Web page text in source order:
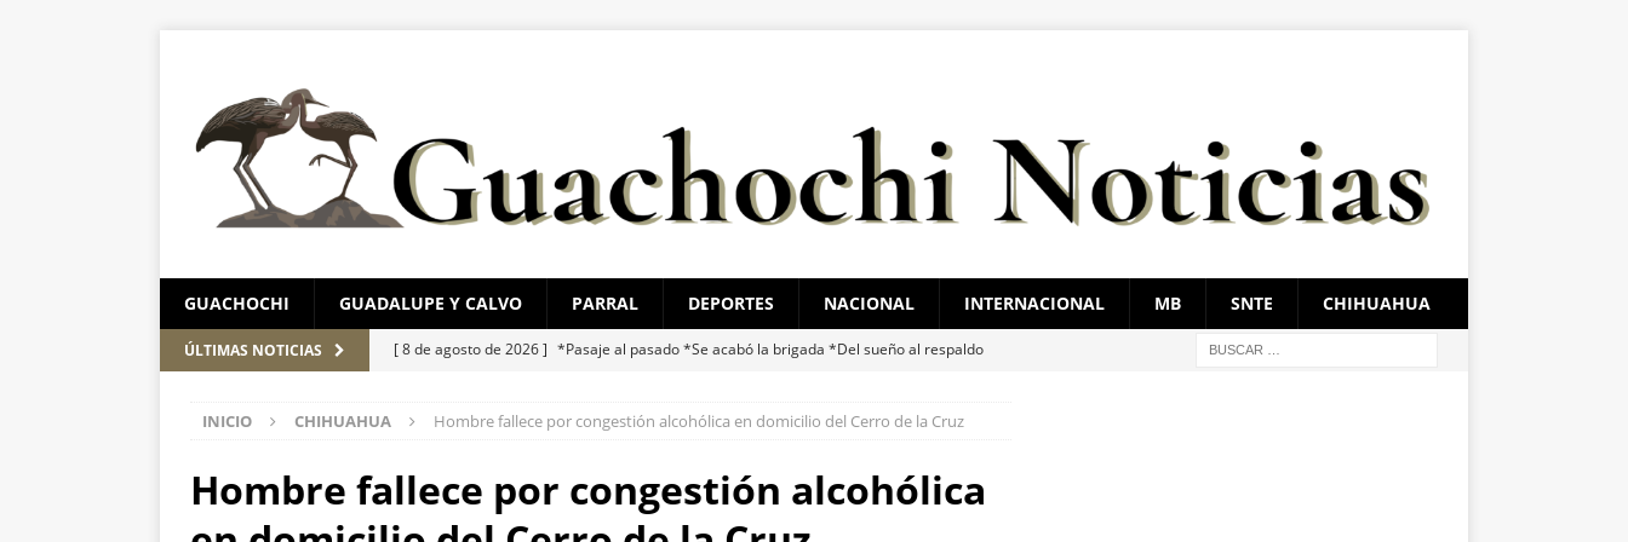
GUACHOCHI GUADALUPE Y CALVO PARRAL DEPORTES NACIONAL INTERNACIONAL MB SNTE CHIHUAHUA
ÚLTIMAS NOTICIAS [ 8 de agosto de 2026 ] *Pasaje al pasado *Se acabó la brigada *Del sueño al respaldo
[ 8 de agosto de 2026 ] El juego sin reglas: Jorge Soto
ESTATAL
[ 7 de agosto de 2026 ]
Santiago de la Peña reúne a 4 mil ciudadanos durante encuentro
INICIO CHIHUAHUA Hombre fallece por congestión alcohólica en domicilio del Cerro de la Cruz
Hombre fallece por congestión alcohólica